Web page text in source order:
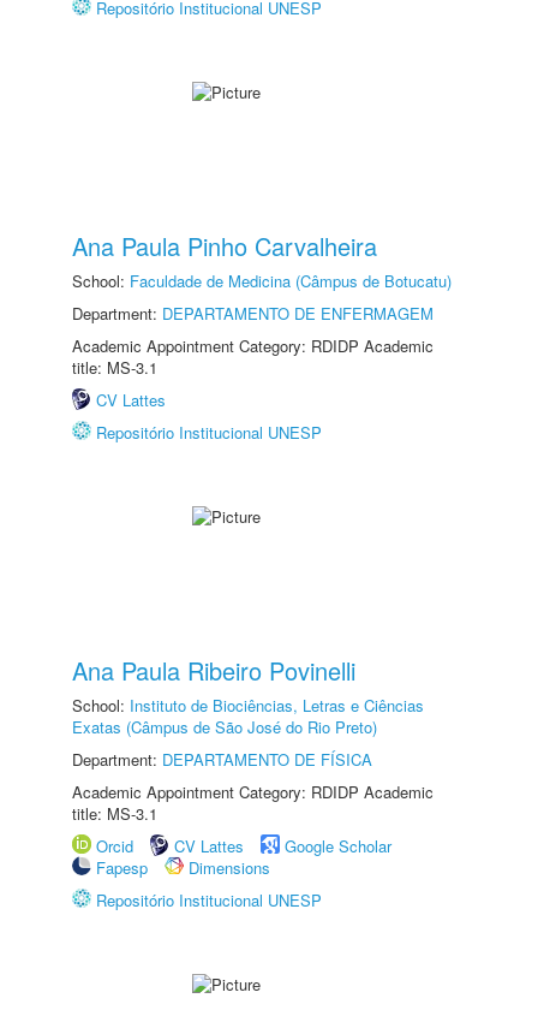
Repositório Institucional UNESP
Ana Paula Pinho Carvalheira
School: Faculdade de Medicina (Câmpus de Botucatu)
Department: DEPARTAMENTO DE ENFERMAGEM
Academic Appointment Category: RDIDP Academic
title: MS-3.1
CV Lattes
Repositório Institucional UNESP
Ana Paula Ribeiro Povinelli
School: Instituto de Biociências, Letras e Ciências
Exatas (Câmpus de São José do Rio Preto)
Department: DEPARTAMENTO DE FÍSICA
Academic Appointment Category: RDIDP Academic
title: MS-3.1
Orcid
CV Lattes
Google Scholar
Fapesp
Dimensions
Repositório Institucional UNESP